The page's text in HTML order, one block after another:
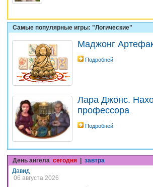
Самые популярные игры: "Логические"
Маджонг
Подробней
Лара Джонс.
профессора
Подробней
День ангела сегодня
завтра
Давид
06 августа 2026